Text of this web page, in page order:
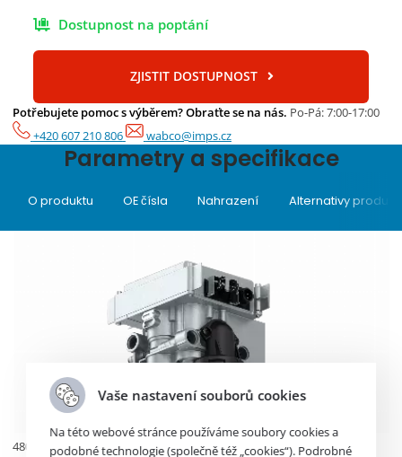
Dostupnost na poptání
ZJISTIT DOSTUPNOST
Potřebujete pomoc s výběrem? Obraťte se na nás. Po-Pá: 7:00-17:00
+420 607 210 806
wabco@imps.cz
Parametry a specifikace
O produktu OE čísla Nahrazení Alternativy
4801030610
Vaše nastavení souborů cookies
Na této webové stránce používáme soubory cookies a
podobné technologie (společně též „cookies“). Podrobné